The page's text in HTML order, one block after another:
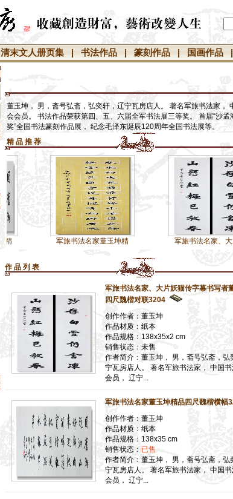
清末文人册页集 书法作品 篆刻作品 国画作品
董玉坤， 男，斋号弘斋，弘奕轩，辽宁瓦房店人。 著名军旅书法家，
会会员。 书法作品荣获第四、五、六届全军书法展三等奖。 首届“沙孟
奖”全国书法篆刻作品展， 纪念毛泽东诞辰120周年全国书法展等。
精 品 推 荐
军旅书法名家董玉坤精 军旅书法名家、大片妖
作 品 列 表
军旅书法名家、大片妖猫传字幕书写者
四尺魏楷对联3204
创作作者：董玉坤
作品材质：纸本
作品规格：138x35x2 cm
销售状态：未售
作者简介：董玉坤， 男，斋号弘斋，弘
宁瓦房店人。 著名军旅书法家， 中国
会员， 辽宁...
军旅书法名家董玉坤精品四尺魏楷横幅
创作作者：董玉坤
作品材质：纸本
作品规格：138x35 cm
销售状态： 已售
作者简介：董玉坤， 男，斋号弘斋，弘
宁瓦房店人。 著名军旅书法家， 中国
会员， 辽宁...